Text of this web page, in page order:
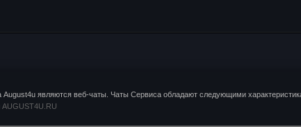
являются веб-чаты. Чаты Сервиса обладают следующими
AUGUST4U.RU